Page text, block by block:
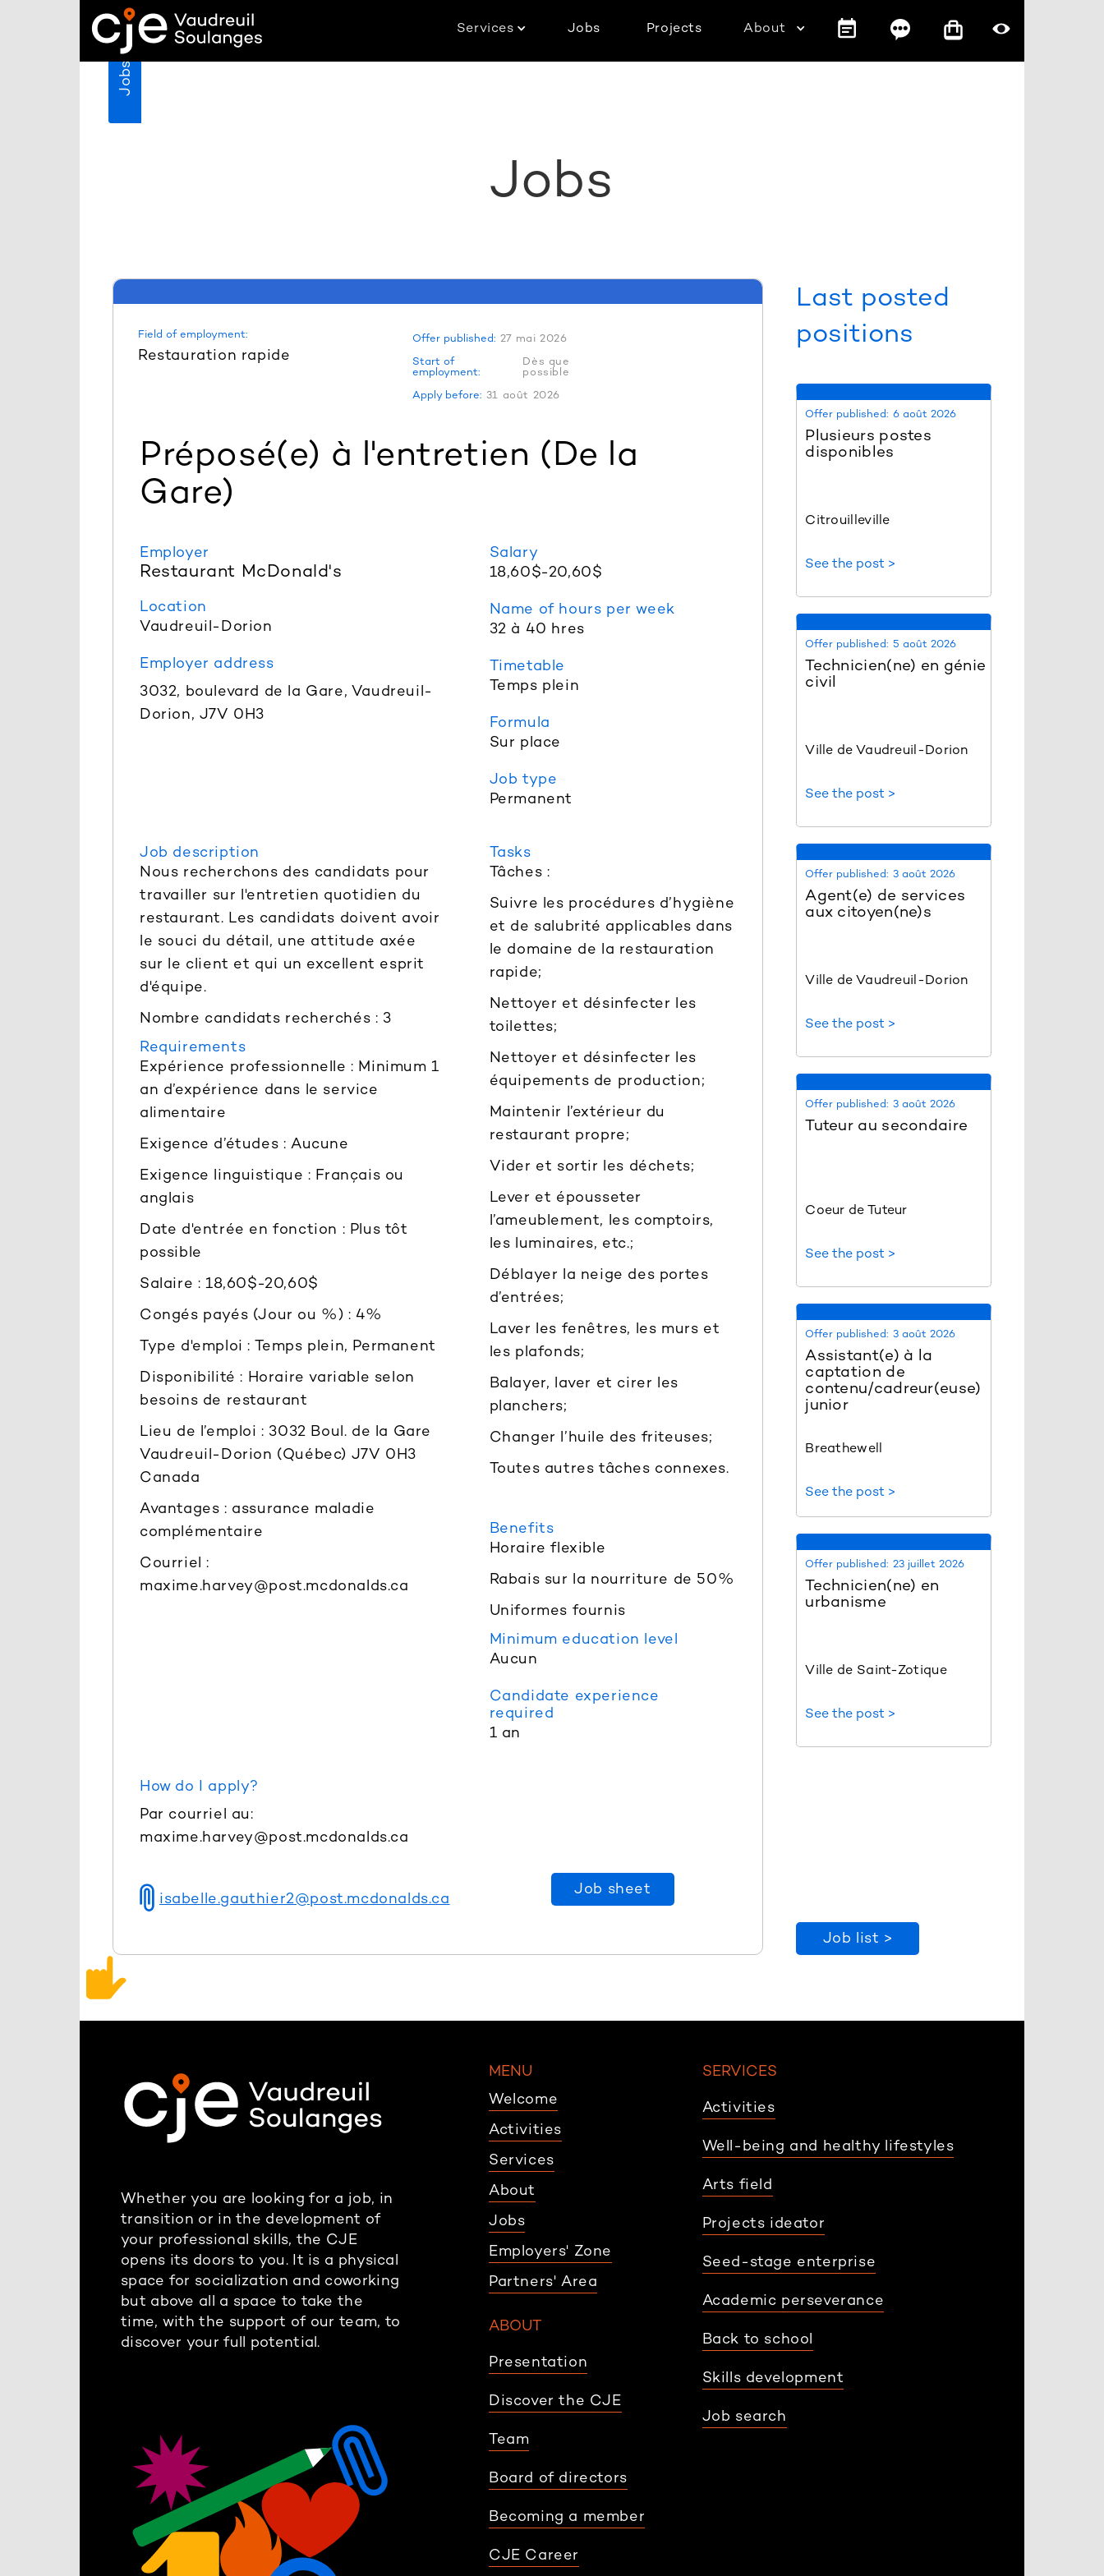
Services Jobs Projects About
Jobs
Jobs
Field of employment:
Restauration rapide
Offer published: 27 mai 2026
Start of
employment:
Dès que
possible
Apply before: 31 août 2026
Préposé(e) à l'entretien (De la
Gare)
Employer
Restaurant McDonald's
Location
Vaudreuil-Dorion
Employer address
3032, boulevard de la Gare, Vaudreuil-
Dorion, J7V 0H3
Salary
18,60$-20,60$
Name of hours per week
32 à 40 hres
Timetable
Temps plein
Formula
Sur place
Job type
Permanent
Job description
Nous recherchons des candidats pour
travailler sur l'entretien quotidien du
restaurant. Les candidats doivent avoir
le souci du détail, une attitude axée
sur le client et qui un excellent esprit
d'équipe.
Nombre candidats recherchés : 3
Requirements
Expérience professionnelle : Minimum 1
an d’expérience dans le service
alimentaire
Exigence d’études : Aucune
Exigence linguistique : Français ou
anglais
Date d'entrée en fonction : Plus tôt
possible
Salaire : 18,60$-20,60$
Congés payés (Jour ou %) : 4%
Type d'emploi : Temps plein, Permanent
Disponibilité : Horaire variable selon
besoins de restaurant
Lieu de l’emploi : 3032 Boul. de la Gare
Vaudreuil-Dorion (Québec) J7V 0H3
Canada
Avantages : assurance maladie
complémentaire
Courriel :
maxime.harvey@post.mcdonalds.ca
Tasks
Tâches :
Suivre les procédures d’hygiène
et de salubrité applicables dans
le domaine de la restauration
rapide;
Nettoyer et désinfecter les
toilettes;
Nettoyer et désinfecter les
équipements de production;
Maintenir l’extérieur du
restaurant propre;
Vider et sortir les déchets;
Lever et épousseter
l’ameublement, les comptoirs,
les luminaires, etc.;
Déblayer la neige des portes
d’entrées;
Laver les fenêtres, les murs et
les plafonds;
Balayer, laver et cirer les
planchers;
Changer l’huile des friteuses;
Toutes autres tâches connexes.
Benefits
Horaire flexible
Rabais sur la nourriture de 50%
Uniformes fournis
Minimum education level
Aucun
Candidate experience
required
1 an
How do I apply?
Par courriel au:
maxime.harvey@post.mcdonalds.ca
isabelle.gauthier2@post.mcdonalds.ca
Job sheet
Last posted
positions
Offer published: 6 août 2026
Plusieurs postes
disponibles
Citrouilleville
See the post >
Offer published: 5 août 2026
Technicien(ne) en génie
civil
Ville de Vaudreuil-Dorion
See the post >
Offer published: 3 août 2026
Agent(e) de services
aux citoyen(ne)s
Ville de Vaudreuil-Dorion
See the post >
Offer published: 3 août 2026
Tuteur au secondaire
Coeur de Tuteur
See the post >
Offer published: 3 août 2026
Assistant(e) à la
captation de
contenu/cadreur(euse)
junior
Breathewell
See the post >
Offer published: 23 juillet 2026
Technicien(ne) en
urbanisme
Ville de Saint-Zotique
See the post >
Job list >
Whether you are looking for a job, in
transition or in the development of
your professional skills, the CJE
opens its doors to you. It is a physical
space for socialization and coworking
but above all a space to take the
time, with the support of our team, to
discover your full potential.
MENU
Welcome
Activities
Services
About
Jobs
Employers' Zone
Partners' Area
ABOUT
Presentation
Discover the CJE
Team
Board of directors
Becoming a member
CJE Career
SERVICES
Activities
Well-being and healthy lifestyles
Arts field
Projects ideator
Seed-stage enterprise
Academic perseverance
Back to school
Skills development
Job search